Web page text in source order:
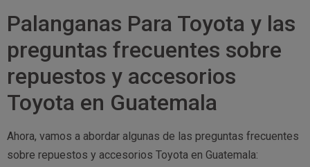
Palanganas Para Toyota y las
preguntas frecuentes sobre
repuestos y accesorios
Toyota en Guatemala
Ahora, vamos a abordar algunas de las preguntas frecuentes
sobre repuestos y accesorios Toyota en Guatemala: